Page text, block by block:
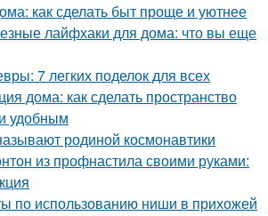
как сделать быт проще и уютнее
лайфхаки для дома: что вы еще
7 легких поделок для всех
дома: как сделать пространство
удобным
родиной космонавтики
из профнастила своими руками:
по использованию ниши в прихожей